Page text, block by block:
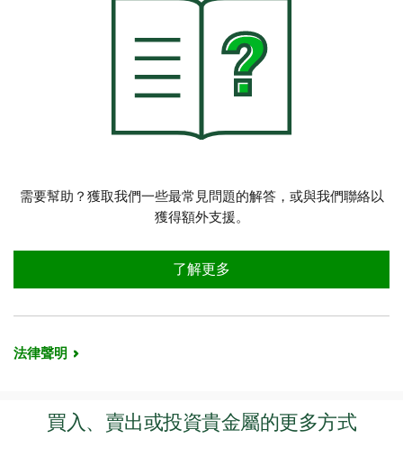
需要幫助？獲取我們一些最常見問題的解答，或與我們聯絡以
獲得額外支援。
支援與常見問答
了解更多
法律聲明
買入、賣出或投資貴金屬的更多方式